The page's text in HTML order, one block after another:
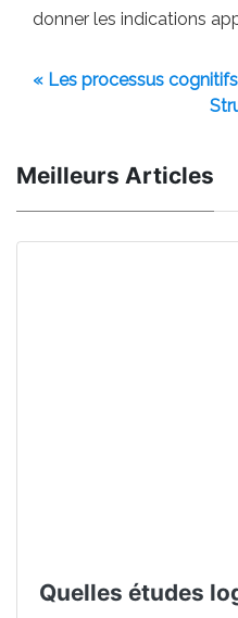
donner les indications
« Les processus cognitifs
Meilleurs Articles
Quelles études